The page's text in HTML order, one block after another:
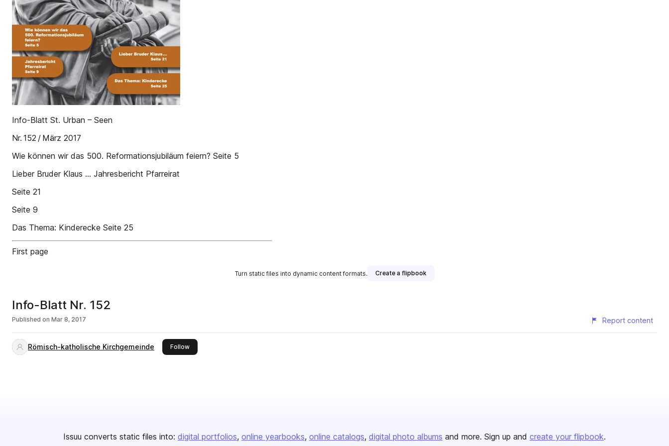
Info-Blatt St. Urban – Seen
Nr. 152 / März 2017
Wie können wir das 500. Reformationsjubiläum feiern? Seite 5
Lieber Bruder Klaus … Jahresbericht Pfarreirat
Seite 21
Seite 9
Das Thema: Kinderecke Seite 25
First page
Turn static files into dynamic content formats. Create a flipbook
Info-Blatt Nr. 152
Published on Mar 8, 2017 Report content
Römisch-katholische Kirchgemeinde Followthis publisher
Issuu converts static files into: digital portfolios online yearbooks online catalogs digital photo albums and more. Sign up and create your flipbook.